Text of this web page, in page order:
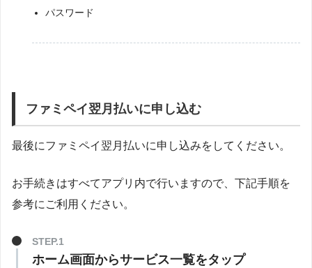
パスワード
ファミペイ翌月払いに申し込む
最後にファミペイ翌月払いに申し込みをしてください。
お手続きはすべてアプリ内で行いますので、下記手順を
参考にご利用ください。
STEP.1
ホーム画面からサービス一覧をタップ